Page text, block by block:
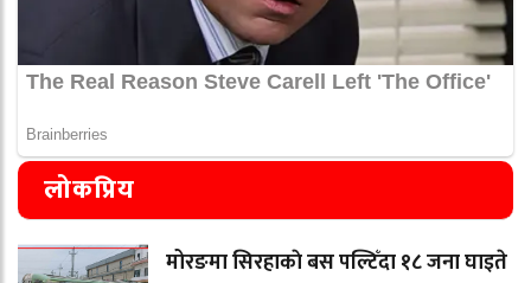
लोकप्रिय
मोरङमा सिरहाकाे बस पल्टिँदा १८ जना घाइते